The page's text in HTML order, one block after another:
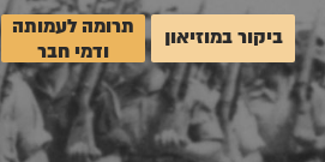
ביקור במוזיאון
תרומה לעמותה
ודמי חבר